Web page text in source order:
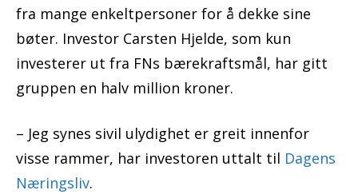
fra mange enkeltpersoner for å dekke sine
bøter. Investor Carsten Hjelde, som kun
investerer ut fra FNs bærekraftsmål, har gitt
gruppen en halv million kroner.
– Jeg synes sivil ulydighet er greit innenfor
visse rammer, har investoren uttalt til Dagens
Næringsliv.